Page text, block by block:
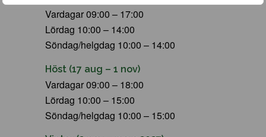
Vardagar 09:00 – 17:00
Lördag 10:00 – 14:00
Söndag/helgdag 10:00 – 14:00
Höst (17 aug – 1 nov)
Vardagar 09:00 – 18:00
Lördag 10:00 – 15:00
Söndag/helgdag 10:00 – 15:00